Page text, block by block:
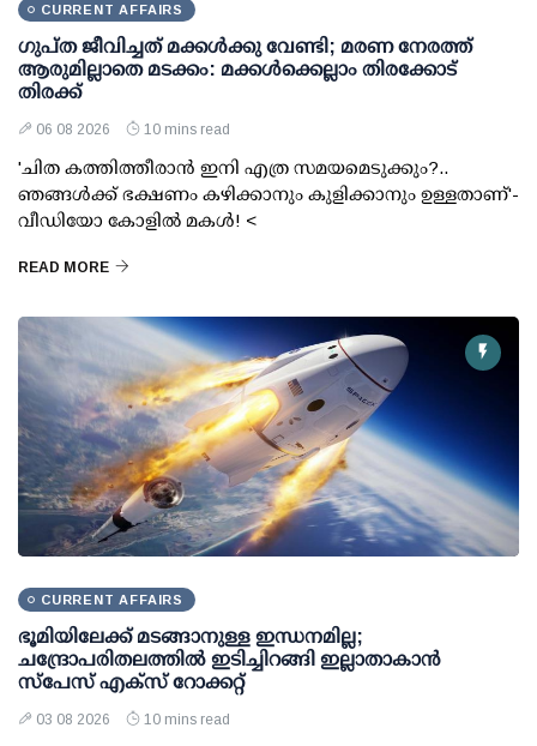
CURRENT AFFAIRS
ഗുപ്ത ജീവിച്ചത് മക്കള്‍ക്കു വേണ്ടി; മരണ നേരത്ത്
ആരുമില്ലാതെ മടക്കം: മക്കള്‍ക്കെല്ലാം തിരക്കോട്
തിരക്ക്
06 08 2026 10 mins read
'ചിത കത്തിത്തീരാന്‍ ഇനി എത്ര സമയമെടുക്കും?..
ഞങ്ങള്‍ക്ക് ഭക്ഷണം കഴിക്കാനും കുളിക്കാനും ഉള്ളതാണ്'-
വീഡിയോ കോളില്‍ മകള്‍! <
READ MORE
CURRENT AFFAIRS
ഭൂമിയിലേക്ക് മടങ്ങാനുള്ള ഇന്ധനമില്ല;
ചന്ദ്രോപരിതലത്തില്‍ ഇടിച്ചിറങ്ങി ഇല്ലാതാകാന്‍
സ്പേസ് എക്‌സ് റോക്കറ്റ്
03 08 2026 10 mins read